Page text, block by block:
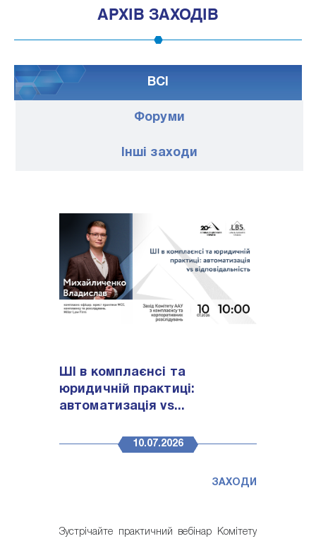
АРХІВ ЗАХОДІВ
ВСІ
Форуми
Iншi заходи
ШІ в комплаєнсі та
юридичній практиці:
автоматизація vs...
10.07.2026
ЗАХОДИ
Зустрічайте практичний вебінар Комітету